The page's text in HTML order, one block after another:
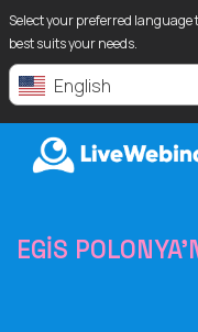
Select your preferred
best suits your needs.
English
EGIS